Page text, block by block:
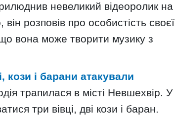
невеликий відеоролик на
він розповів про особистість своєї
що вона може творити музику з
кози і барани атакували
трапилася в місті Невшехвір. У
три вівці, дві кози і баран.